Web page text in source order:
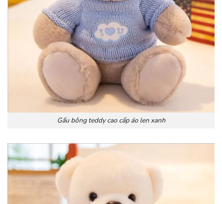
Gấu bông teddy cao cấp áo len xanh